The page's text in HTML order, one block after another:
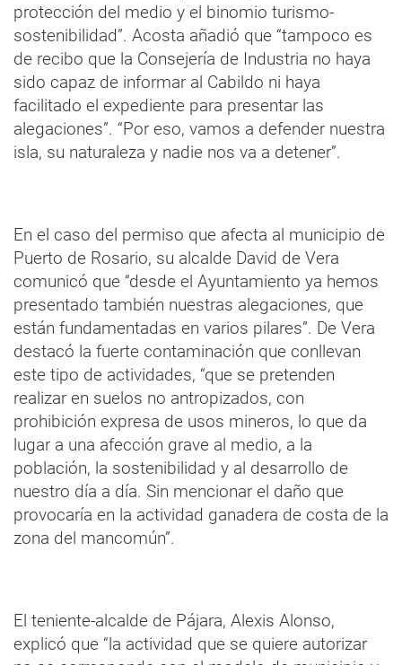
protección del medio y el binomio turismo-
sostenibilidad”. Acosta añadió que “tampoco es
de recibo que la Consejería de Industria no haya
sido capaz de informar al Cabildo ni haya
facilitado el expediente para presentar las
alegaciones”. “Por eso, vamos a defender nuestra
isla, su naturaleza y nadie nos va a detener”.
En el caso del permiso que afecta al municipio de
Puerto de Rosario, su alcalde David de Vera
comunicó que “desde el Ayuntamiento ya hemos
presentado también nuestras alegaciones, que
están fundamentadas en varios pilares”. De Vera
destacó la fuerte contaminación que conllevan
este tipo de actividades, “que se pretenden
realizar en suelos no antropizados, con
prohibición expresa de usos mineros, lo que da
lugar a una afección grave al medio, a la
población, la sostenibilidad y al desarrollo de
nuestro día a día. Sin mencionar el daño que
provocaría en la actividad ganadera de costa de la
zona del mancomún”.
El teniente-alcalde de Pájara, Alexis Alonso,
explicó que “la actividad que se quiere autorizar